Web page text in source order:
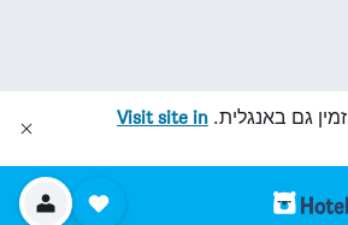
זמין גם באנגלית. Visit site in